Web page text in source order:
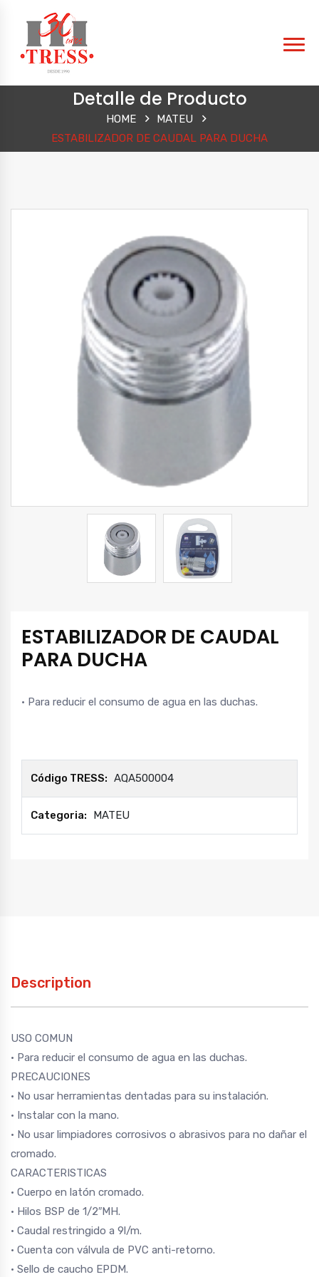
Detalle de Producto
HOME
MATEU
ESTABILIZADOR DE CAUDAL PARA DUCHA
ESTABILIZADOR DE CAUDAL
PARA DUCHA
• Para reducir el consumo de agua en las duchas.
Código TRESS: AQA500004
Categoria: MATEU
Description
USO COMUN
• Para reducir el consumo de agua en las duchas.
PRECAUCIONES
• No usar herramientas dentadas para su instalación.
• Instalar con la mano.
• No usar limpiadores corrosivos o abrasivos para no dañar el
cromado.
CARACTERISTICAS
• Cuerpo en latón cromado.
• Hilos BSP de 1/2″MH.
• Caudal restringido a 9l/m.
• Cuenta con válvula de PVC anti-retorno.
• Sello de caucho EPDM.